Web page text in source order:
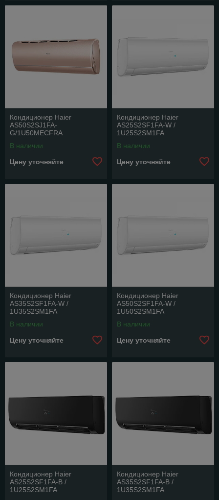
Кондиционер Haier
AS50S2SJ1FA-
G/1U50MECFRA
В наличии
Цену уточняйте
Кондиционер Haier
AS25S2SF1FA-W /
1U25S2SM1FA
В наличии
Цену уточняйте
Кондиционер Haier
AS35S2SF1FA-W /
1U35S2SM1FA
В наличии
Цену уточняйте
Кондиционер Haier
AS50S2SF1FA-W /
1U50S2SM1FA
В наличии
Цену уточняйте
Кондиционер Haier
AS25S2SF1FA-B /
1U25S2SM1FA
Кондиционер Haier
AS35S2SF1FA-B /
1U35S2SM1FA